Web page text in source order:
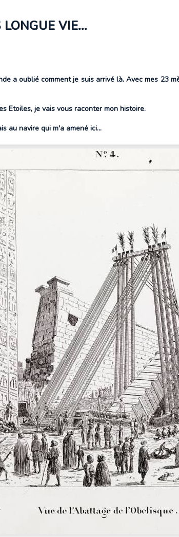
VIE...
a oublié comment je suis arrivé là. Avec mes 23
Etoiles, je vais vous raconter mon histoire.
au navire qui m'a amené ici...